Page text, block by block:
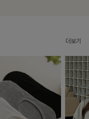
더보기